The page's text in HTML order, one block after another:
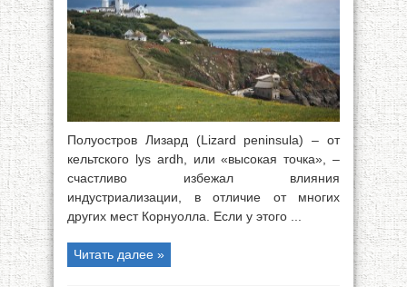
Полуостров Лизард (Lizard peninsula) – от
кельтского lys ardh, или «высокая точка», –
счастливо избежал влияния
индустриализации, в отличие от многих
других мест Корнуолла. Если у этого ...
Читать далее »